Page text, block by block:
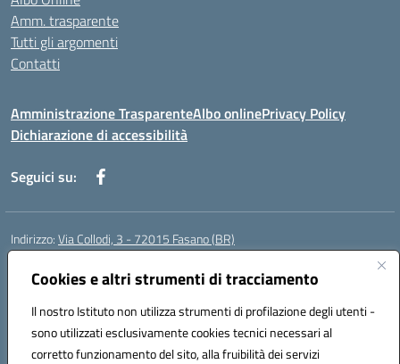
Cookies e altri strumenti di tracciamento
Il nostro Istituto non utilizza strumenti di profilazione degli utenti -
sono utilizzati esclusivamente cookies tecnici necessari al
corretto funzionamento del sito, alla fruibilità dei servizi
Amm. trasparente
Tutti gli argomenti
Contatti
Amministrazione TrasparenteAlbo onlinePrivacy Policy
Dichiarazione di accessibilità
Seguici su:
Indirizzo:Via Collodi, 3 - 72015 Fasano (BR)
Centralino:
Posta elettronica certificata (PEC):bric839004@pec.istruzione.it
Codice fiscale: 90059320748
Codice meccanografico:BRIC839004
Codice Indice delle Pubbliche Amministrazioni (IPA): istsc_bree02200r